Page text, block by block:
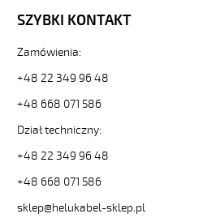
HELUKABEL
sklep.pl/upload/galleries/
500
5G1,5
elastyczny
300/500V
kolorowe
SZYBKI KONTAKT
Zamówienia:
+48 22 349 96 48
+48 668 071 586
Dział techniczny:
+48 22 349 96 48
+48 668 071 586
sklep@helukabel-sklep.pl